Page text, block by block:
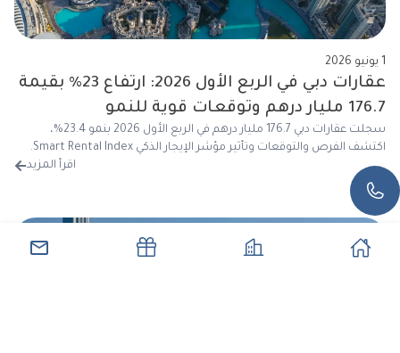
1 يونيو 2026
عقارات دبي في الربع الأول 2026: ارتفاع 23% بقيمة
176.7 مليار درهم وتوقعات قوية للنمو
سجلت عقارات دبي 176.7 مليار درهم في الربع الأول 2026 بنمو 23.4%،
اكتشف الفرص والتوقعات وتأثير مؤشر الإيجار الذكي Smart Rental Index.
اقرأ المزيد